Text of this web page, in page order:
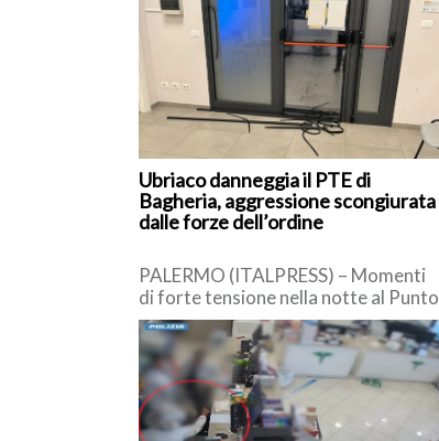
Ubriaco danneggia il PTE di
Bagheria, aggressione scongiurata
dalle forze dell’ordine
PALERMO (ITALPRESS) – Momenti
di forte tensione nella notte al Punto
Territoriale di Emergenza (PTE) di
Bagheria, dove un uomo […]